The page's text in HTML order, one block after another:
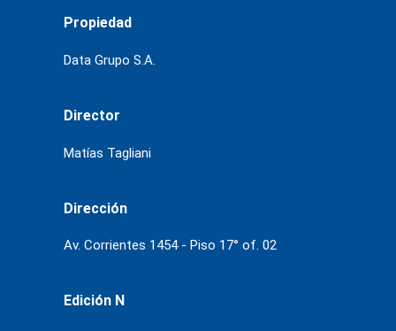
Propiedad
Data Grupo S.A.
Director
Matías Tagliani
Dirección
Av. Corrientes 1454 - Piso 17° of. 02
Edición N